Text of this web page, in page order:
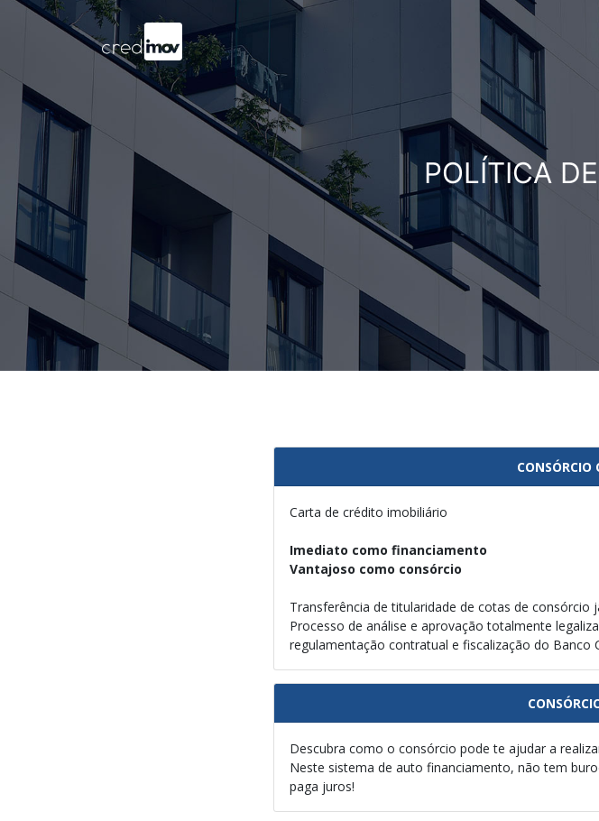
POLÍTICA
Carta de crédito imobiliário
Imediato como financiamento
Vantajoso como consórcio
Transferência de titularidade de cotas de consórcio
Processo de análise e aprovação totalmente
regulamentação contratual e fiscalização do Banco
Descubra como o consórcio pode te ajudar a
Neste sistema de auto financiamento, não tem
paga juros!